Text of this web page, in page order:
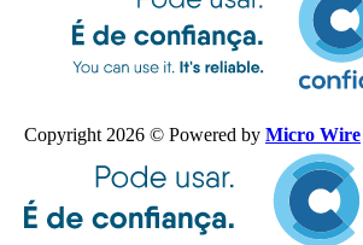
Copyright 2026 © Powered by Micro Wire